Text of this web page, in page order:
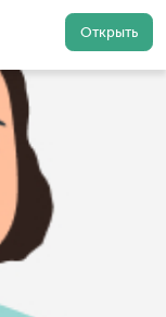
Открыть
Петербурге